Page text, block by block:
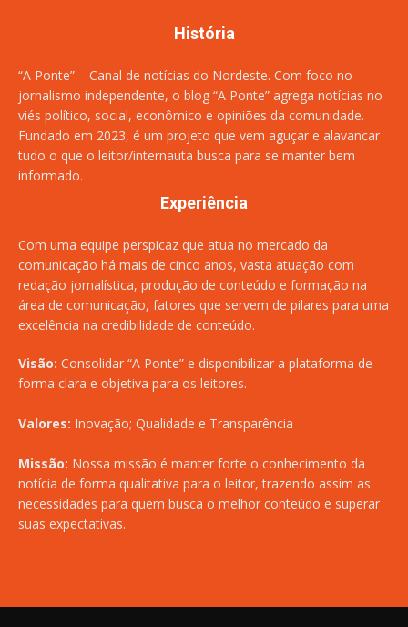
História
“A Ponte” – Canal de notícias do Nordeste. Com foco no
jornalismo independente, o blog “A Ponte” agrega notícias no
viés político, social, econômico e opiniões da comunidade.
Fundado em 2023, é um projeto que vem aguçar e alavancar
tudo o que o leitor/internauta busca para se manter bem
informado.
Experiência
Com uma equipe perspicaz que atua no mercado da
comunicação há mais de cinco anos, vasta atuação com
redação jornalística, produção de conteúdo e formação na
área de comunicação, fatores que servem de pilares para uma
excelência na credibilidade de conteúdo.
Visão: Consolidar “A Ponte” e disponibilizar a plataforma de
forma clara e objetiva para os leitores.
Valores: Inovação; Qualidade e Transparência
Missão: Nossa missão é manter forte o conhecimento da
notícia de forma qualitativa para o leitor, trazendo assim as
necessidades para quem busca o melhor conteúdo e superar
suas expectativas.